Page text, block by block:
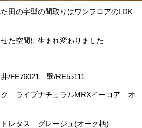
田の字型の間取りはワンフロアのLDK
た空間に生まれ変わりました
/FE76021 壁/RE55111
ク ライブナチュラルMRXイーコア オ
レタス グレージュ(オーク柄)